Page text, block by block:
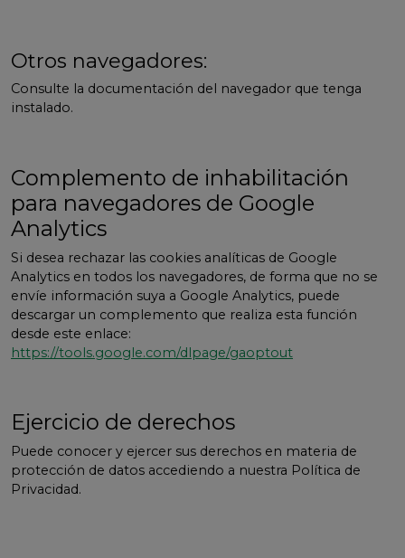
Otros navegadores:
Consulte la documentación del navegador que tenga
instalado.
Complemento de inhabilitación
para navegadores de Google
Analytics
Si desea rechazar las cookies analíticas de Google
Analytics en todos los navegadores, de forma que no se
envíe información suya a Google Analytics, puede
descargar un complemento que realiza esta función
desde este enlace:
https://tools.google.com/dlpage/gaoptout
Ejercicio de derechos
Puede conocer y ejercer sus derechos en materia de
protección de datos accediendo a nuestra Política de
Privacidad.